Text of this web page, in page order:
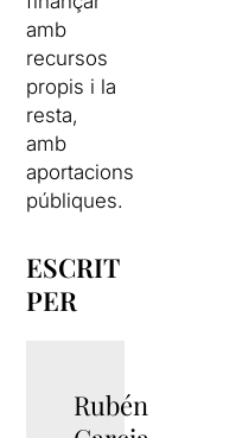
amb
recursos
propis i la
resta,
amb
aportacions
públiques.
ESCRIT
PER
Rubén